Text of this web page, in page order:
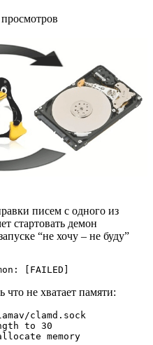
писем с одного из
стартовать демон
“не хочу – не буду”
[FAILED]
что не хватает памяти:
clamd.sock
to 30
memory